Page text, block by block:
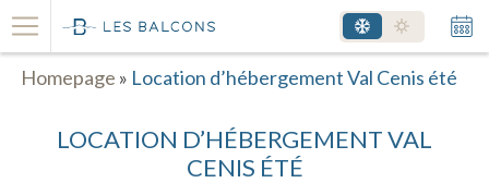
Homepage » Location d’hébergement Val Cenis été
LOCATION D’HÉBERGEMENT VAL
CENIS ÉTÉ